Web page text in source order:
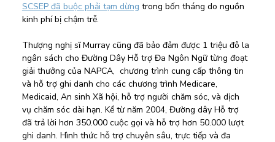
SCSEP đã buộc phải tạm dừng trong bốn tháng do nguồn
kinh phí bị chậm trễ.
Thượng nghị sĩ Murray cũng đã bảo đảm được 1 triệu đô la
ngân sách cho Đường Dây Hỗ trợ Đa Ngôn Ngữ từng đoạt
giải thưởng của NAPCA,  chương trình cung cấp thông tin
và hỗ trợ ghi danh cho các chương trình Medicare,
Medicaid, An sinh Xã hội, hỗ trợ người chăm sóc, và dịch
vụ chăm sóc dài hạn. Kể từ năm 2004, Đường dây Hỗ trợ
đã trả lời hơn 350.000 cuộc gọi và hỗ trợ hơn 50.000 lượt
ghi danh. Hình thức hỗ trợ chuyên sâu, trực tiếp và đa